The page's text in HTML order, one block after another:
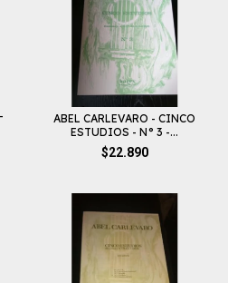
ABEL CARLEVARO - CINCO
ESTUDIOS - N° 3 -...
$22.890